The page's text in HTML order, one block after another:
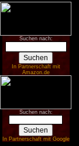
Suchen nach:
In Partnerschaft mit
Amazon.de
Suchen nach:
In Partnerschaft mit Google